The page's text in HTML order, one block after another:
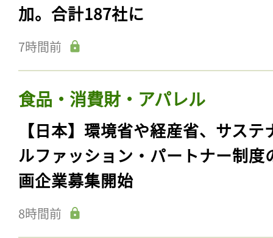
加。合計187社に
7時間前
食品・消費財・アパレル
【日本】環境省や経産省、サステ
ルファッション・パートナー制度
画企業募集開始
8時間前